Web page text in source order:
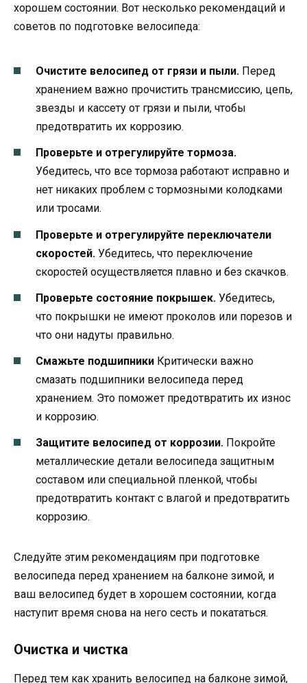
хорошем состоянии. Вот несколько рекомендаций и
советов по подготовке велосипеда:
Очистите велосипед от грязи и пыли. Перед
хранением важно прочистить трансмиссию, цепь,
звезды и кассету от грязи и пыли, чтобы
предотвратить их коррозию.
Проверьте и отрегулируйте тормоза.
Убедитесь, что все тормоза работают исправно и
нет никаких проблем с тормозными колодками
или тросами.
Проверьте и отрегулируйте переключатели
скоростей. Убедитесь, что переключение
скоростей осуществляется плавно и без скачков.
Проверьте состояние покрышек. Убедитесь,
что покрышки не имеют проколов или порезов и
что они надуты правильно.
Смажьте подшипники Критически важно
смазать подшипники велосипеда перед
хранением. Это поможет предотвратить их износ
и коррозию.
Защитите велосипед от коррозии. Покройте
металлические детали велосипеда защитным
составом или специальной пленкой, чтобы
предотвратить контакт с влагой и предотвратить
коррозию.
Следуйте этим рекомендациям при подготовке
велосипеда перед хранением на балконе зимой, и
ваш велосипед будет в хорошем состоянии, когда
наступит время снова на него сесть и покататься.
Очистка и чистка
Перед тем как хранить велосипед на балконе зимой,